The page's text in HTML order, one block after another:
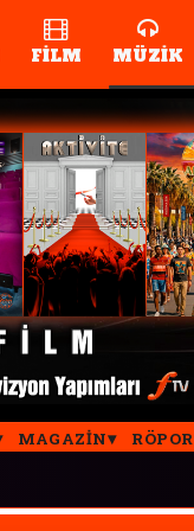
FİLM MÜZİK
MAGAZIN